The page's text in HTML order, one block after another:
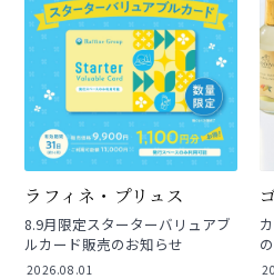
ラフィネ・プリュス
8.9月限定スターターバリュアブ
ルカード販売のお知らせ
2026.08.01